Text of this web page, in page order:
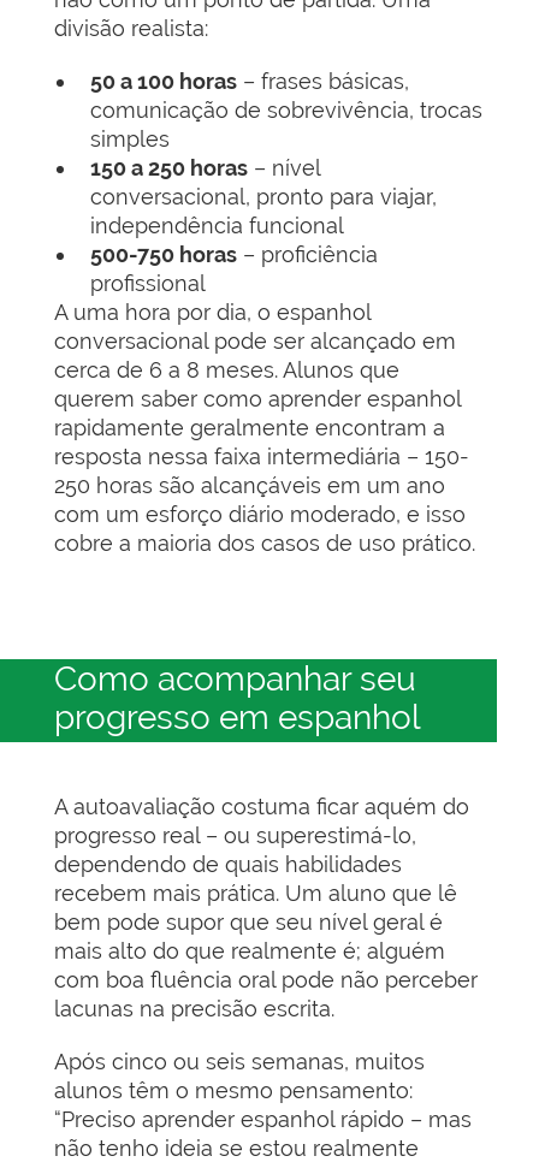
divisão realista:
50 a 100 horas – frases básicas,
comunicação de sobrevivência, trocas
simples
150 a 250 horas – nível
conversacional, pronto para viajar,
independência funcional
500-750 horas – proficiência
profissional
A uma hora por dia, o espanhol
conversacional pode ser alcançado em
cerca de 6 a 8 meses. Alunos que
querem saber como aprender espanhol
rapidamente geralmente encontram a
resposta nessa faixa intermediária – 150-
250 horas são alcançáveis em um ano
com um esforço diário moderado, e isso
cobre a maioria dos casos de uso prático.
Como acompanhar seu
progresso em espanhol
A autoavaliação costuma ficar aquém do
progresso real – ou superestimá-lo,
dependendo de quais habilidades
recebem mais prática. Um aluno que lê
bem pode supor que seu nível geral é
mais alto do que realmente é; alguém
com boa fluência oral pode não perceber
lacunas na precisão escrita.
Após cinco ou seis semanas, muitos
alunos têm o mesmo pensamento:
“Preciso aprender espanhol rápido – mas
não tenho ideia se estou realmente